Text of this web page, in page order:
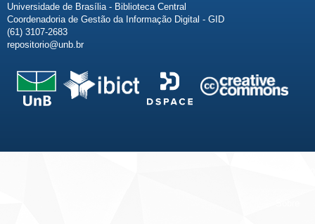
Universidade de Brasília - Biblioteca Central
Coordenadoria de Gestão da Informação Digital - GID
(61) 3107-2683
repositorio@unb.br